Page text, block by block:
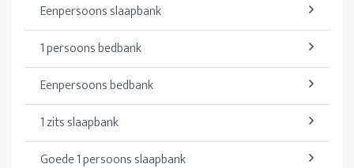
Eenpersoons slaapbank
1 persoons bedbank
Eenpersoons bedbank
1 zits slaapbank
Goede 1 persoons slaapbank